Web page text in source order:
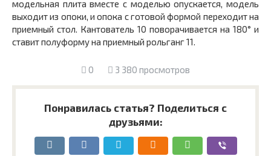
модельная плита вместе с моделью опускается, модель
выходит из опоки, и опока с готовой формой переходит на
приемный стол. Кантователь 10 поворачивается на 180° и
ставит полуформу на приемный рольганг 11.
0 3 380 просмотров
Понравилась статья? Поделиться с
друзьями: